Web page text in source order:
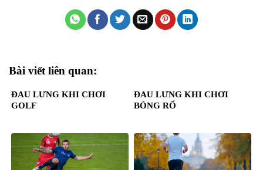
Bài viết liên quan:
ĐAU LƯNG KHI CHƠI
GOLF
ĐAU LƯNG KHI CHƠI
BÓNG RỔ